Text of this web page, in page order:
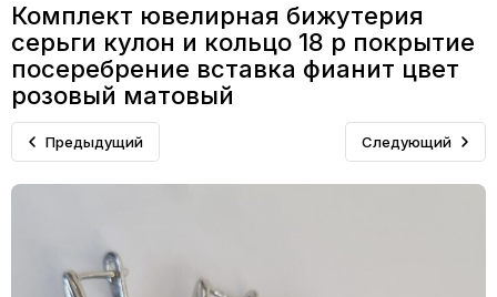
Комплект ювелирная бижутерия
серьги кулон и кольцо 18 р покрытие
посеребрение вставка фианит цвет
розовый матовый
Предыдущий Следующий